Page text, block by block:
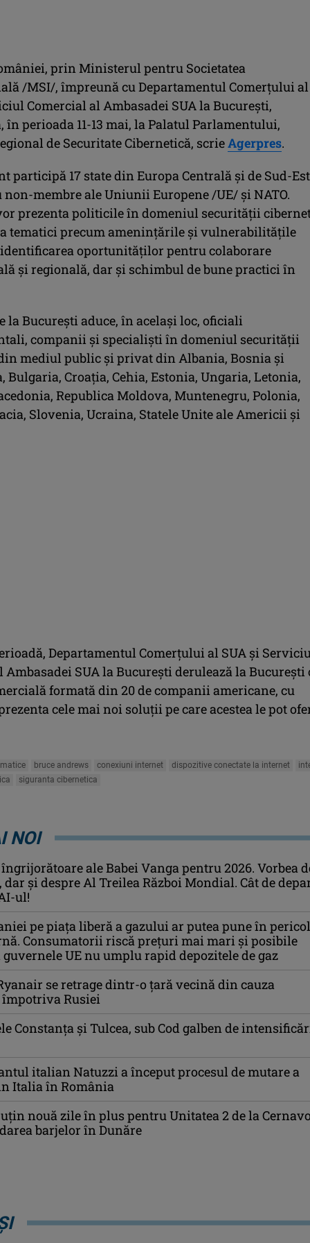
prin Ministerul pentru Societatea
/MSI/, împreună cu Departamentul Comerţului al
Comercial al Ambasadei SUA la Bucureşti,
în perioada 11-13 mai, la Palatul Parlamentului,
de Securitate Cibernetică, scrieAgerpres.
participă 17 state din Europa Centrală şi de Sud-
non-membre ale Uniunii Europene /UE/ şi NATO.
prezenta politicile în domeniul securităţii
tematici precum ameninţările şi vulnerabilităţile
oportunităţilor pentru colaborare
şi regională, dar şi schimbul de bune practici în
la Bucureşti aduce, în acelaşi loc, oficiali
companii şi specialişti în domeniul securităţii
mediul public şi privat din Albania, Bosnia şi
Bulgaria, Croaţia, Cehia, Estonia, Ungaria, Letonia,
Republica Moldova, Muntenegru, Polonia,
Slovenia, Ucraina, Statele Unite ale Americii şi
Departamentul Comerţului al SUA şi
Ambasadei SUA la Bucureşti derulează la Bucureşti
formată din 20 de companii americane, cu
cele mai noi soluţii pe care acestea le pot
bruce andrews conexiuni internet dispozitive conectate la internet
siguranta cibernetica
NOI
ale Babei Vanga pentru 2026. Vorbea
și despre Al Treilea Război Mondial. Cât de
ul!
pe piaţa liberă a gazului ar putea pune în pericol
Consumatorii riscă preţuri mai mari şi posibile
UE nu umplu rapid depozitele de gaz
se retrage dintr-o țară vecină din cauza
Rusiei
Constanţa şi Tulcea, sub Cod galben de
italian Natuzzi a început procesul de mutare a
Italia în România
nouă zile în plus pentru Unitatea 2 de la
barjelor în Dunăre